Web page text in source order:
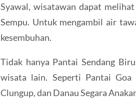
Syawal, wisatawan dapat
Sempu. Untuk mengambil air
kesembuhan.
Tidak hanya Pantai Sendang
wisata lain. Seperti Pantai
Clungup, dan Danau Segara